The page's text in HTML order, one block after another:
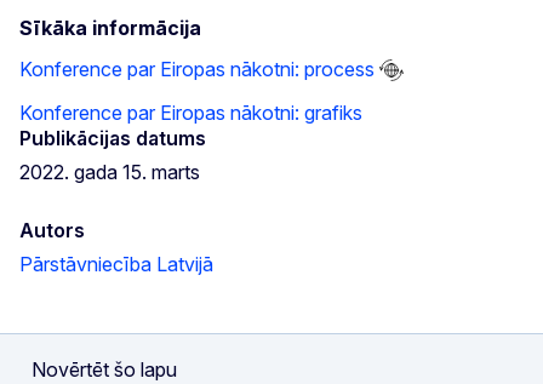
Sīkāka informācija
Konference par Eiropas nākotni: process
Konference par Eiropas nākotni: grafiks
Publikācijas datums
2022. gada 15. marts
Autors
Pārstāvniecība Latvijā
Novērtēt šo lapu